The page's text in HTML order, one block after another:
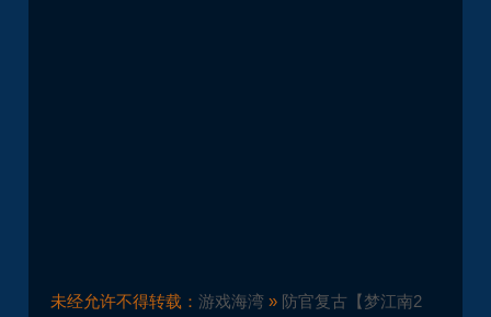
未经允许不得转载：游戏海湾 » 防官复古【梦江南2